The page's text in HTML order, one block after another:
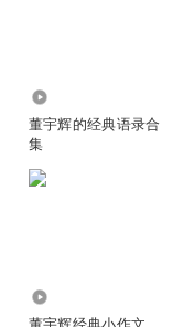
董宇辉的经典语录合
集
董宇辉经典小作文，